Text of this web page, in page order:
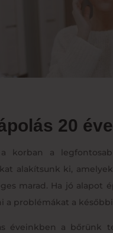
20
korban a
alakítsunk ki,
marad. Ha jó alapot
a problémákat a
éveinkben a bőrünk